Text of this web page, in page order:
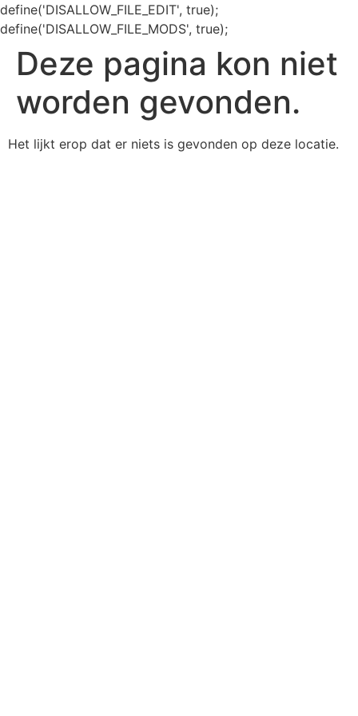
define('DISALLOW_FILE_EDIT', true);
define('DISALLOW_FILE_MODS', true);
Deze pagina kon niet
worden gevonden.
Het lijkt erop dat er niets is gevonden op deze locatie.